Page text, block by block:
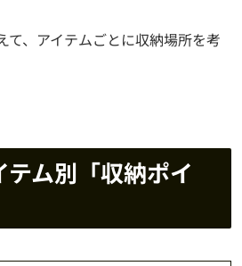
て、アイテムごとに収納場所を考
ム別「収納ポイ